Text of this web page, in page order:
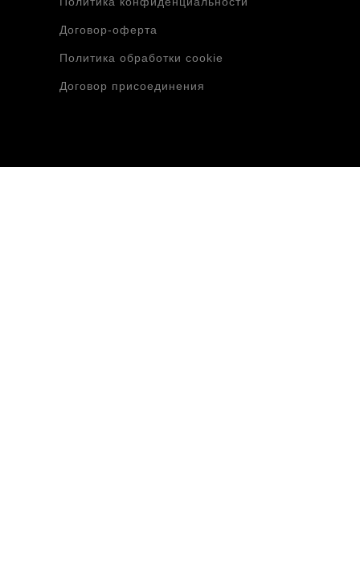
Договор присоединения
Политика обработки cookie
Договор-оферта